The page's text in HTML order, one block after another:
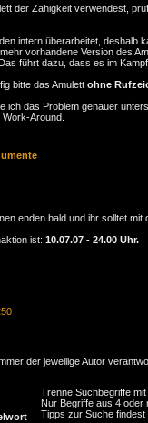
der Zähigkeit verwendest,
intern überarbeitet, deshalb
vorhandene Version des
führt dazu, dass es im
bitte das Amulett ohne
ich das Problem genauer
Around.
enden bald und ihr solltet mit
ist: 10.07.07 - 24.00 Uhr.
der jeweilige Autor
Trenne Suchbegriffe
Nur Begriffe aus 4 oder
Tipps zur Suche findest